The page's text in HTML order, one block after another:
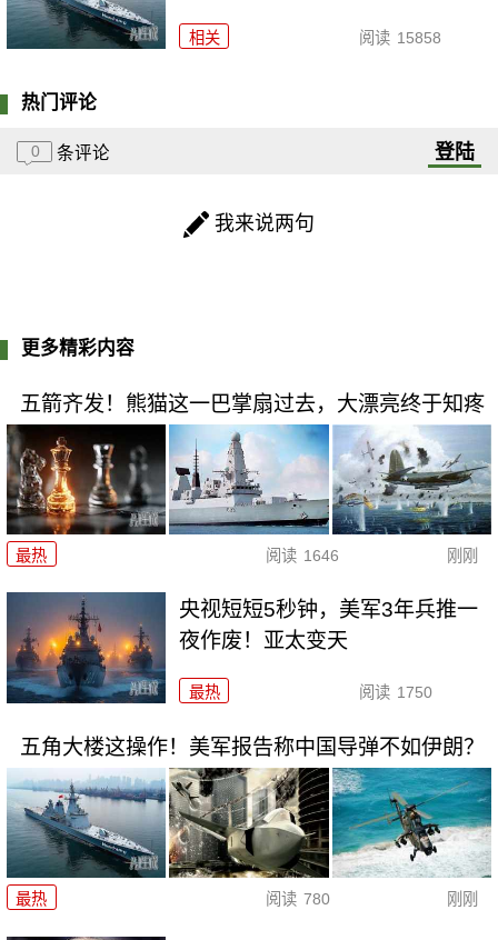
相关 阅读 15858
热门评论
0 条评论 登陆
我来说两句
更多精彩内容
五箭齐发！熊猫这一巴掌扇过去，大漂亮终于知疼
最热 阅读 1646 刚刚
央视短短5秒钟，美军3年兵推一
夜作废！亚太变天
最热 阅读 1750
五角大楼这操作！美军报告称中国导弹不如伊朗？
最热 阅读 780 刚刚